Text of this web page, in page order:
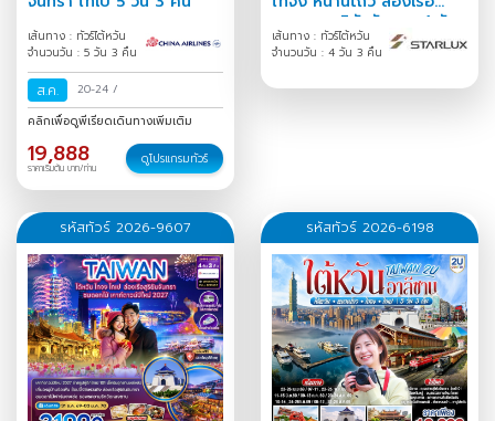
เส้นทาง : ทัวร์ไต้หวัน
จำนวนวัน : 5 วัน 3 คืน
ส.ค. 20-24 /
คลิกเพื่อดูพีเรียดเดินทางเพิ่มเติม
19,888
ราคาเริ่มต้น บาท/ท่าน
ดูโปรแกรมทัวร์
ทะเลสาบสุริยันจันทรา 4 วัน
3 คืน
เส้นทาง : ทัวร์ไต้หวัน
จำนวนวัน : 4 วัน 3 คืน
รหัสทัวร์ 2026-9607 รหัสทัวร์ 2026-6198